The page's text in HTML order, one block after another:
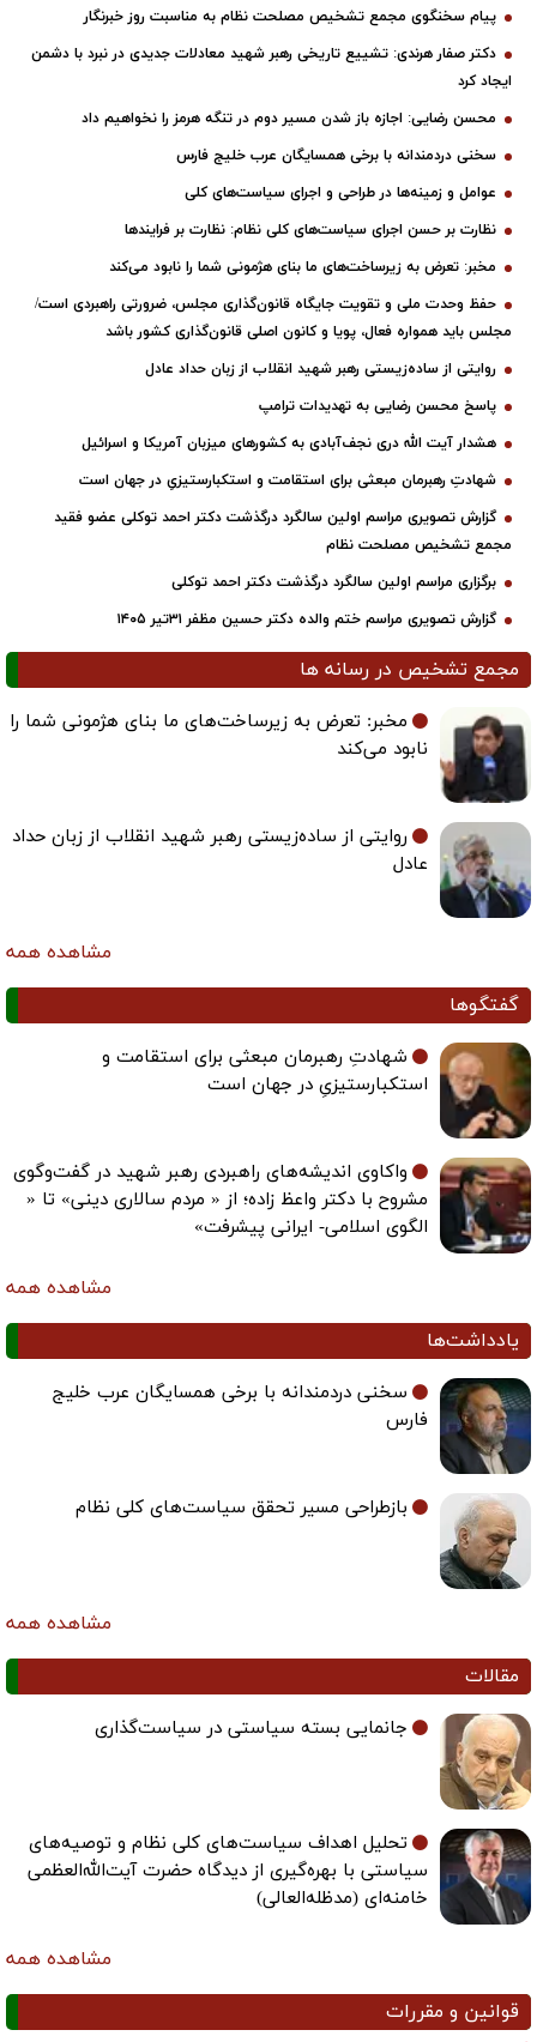
پیام سخنگوی مجمع تشخیص مصلحت نظام به مناسبت روز خبرنگار
دکتر صفار هرندی: تشییع تاریخی رهبر شهید معادلات جدیدی در نبرد با دشمن
ایجاد کرد
محسن رضایی: اجازه باز شدن مسیر دوم در تنگه هرمز را نخواهیم داد
سخنی دردمندانه با برخی همسایگان عرب خلیج فارس
عوامل و زمینه‌ها در طراحی و اجرای سیاست‌های کلی
نظارت بر حسن اجرای سیاست‌های کلی نظام: نظارت بر فرایندها
مخبر: تعرض به زیرساخت‌های ما بنای هژمونی شما را نابود می‌کند
حفظ وحدت ملی و تقویت جایگاه قانون‌گذاری مجلس، ضرورتی راهبردی است/
مجلس باید همواره فعال، پویا و کانون اصلی قانون‌گذاری کشور باشد
روایتی از ساده‌زیستی رهبر شهید انقلاب از زبان حداد عادل
پاسخ محسن رضایی به تهدیدات ترامپ
هشدار آیت الله دری نجف‌آبادی به کشورهای میزبان آمریکا و اسرائیل
شهادتِ رهبرمان مبعثی برای استقامت و استکبارستیزیِ در جهان است
گزارش تصویری مراسم اولین سالگرد درگذشت دکتر احمد توکلی عضو فقید
مجمع تشخیص مصلحت نظام
برگزاری مراسم اولین سالگرد درگذشت دکتر احمد توکلی
گزارش تصویری مراسم ختم والده دکتر حسین مظفر ۳۱تیر ۱۴۰۵
مجمع تشخیص در رسانه ها
مخبر: تعرض به زیرساخت‌های ما بنای هژمونی شما را
نابود می‌کند
روایتی از ساده‌زیستی رهبر شهید انقلاب از زبان حداد
عادل
مشاهده همه
گفتگوها
شهادتِ رهبرمان مبعثی برای استقامت و
استکبارستیزیِ در جهان است
واکاوی اندیشه‌های راهبردی رهبر شهید در گفت‌وگوی
مشروح با دکتر واعظ زاده؛ از « مردم سالاری دینی» تا «
الگوی اسلامی- ایرانی پیشرفت»
مشاهده همه
یادداشت‌ها
سخنی دردمندانه با برخی همسایگان عرب خلیج
فارس
بازطراحی مسیر تحقق سیاست‌های کلی نظام
مشاهده همه
مقالات
جانمایی بسته سیاستی در سیاست‌گذاری
تحلیل اهداف سیاست‌های کلی نظام و توصیه‌های
سیاستی با بهره‌گیری از دیدگاه حضرت آیت‌الله‌العظمی
خامنه‌ای (مدظله‌العالی)
مشاهده همه
قوانین و مقررات